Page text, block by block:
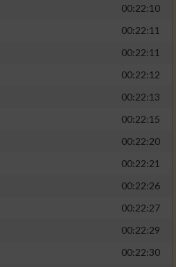
00:22:10
00:22:11
00:22:11
00:22:12
00:22:13
00:22:15
00:22:20
00:22:21
00:22:26
00:22:27
00:22:29
00:22:30